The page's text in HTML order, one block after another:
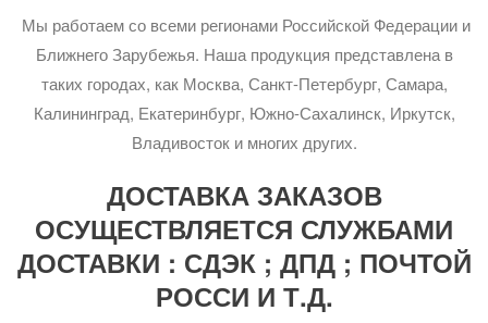
Мы работаем со всеми регионами Российской Федерации и
Ближнего Зарубежья. Наша продукция представлена в
таких городах, как Москва, Санкт-Петербург, Самара,
Калининград, Екатеринбург, Южно-Сахалинск, Иркутск,
Владивосток и многих других.
ДОСТАВКА ЗАКАЗОВ
ОСУЩЕСТВЛЯЕТСЯ СЛУЖБАМИ
ДОСТАВКИ : СДЭК ; ДПД ; ПОЧТОЙ
РОССИ И Т.Д.